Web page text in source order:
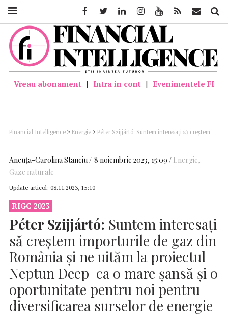
Vreau abonament | Intra in cont | Evenimentele FI
Financial Intelligence > Energie > Péter Szijjártó: Suntem interesați să creștem
Ancuţa-Carolina Stanciu 8 noiembrie 2023, 15:09 Energie,
Gaze naturale
Update articol: 08.11.2023, 15:10
RIGC 2023
Péter Szijjártó: Suntem interesați
să creștem importurile de gaz din
România și ne uităm la proiectul
Neptun Deep ca o mare șansă și o
oportunitate pentru noi pentru
diversificarea surselor de energie
FacebookTwitter LinkedinInstagramYoutube Feed Mail